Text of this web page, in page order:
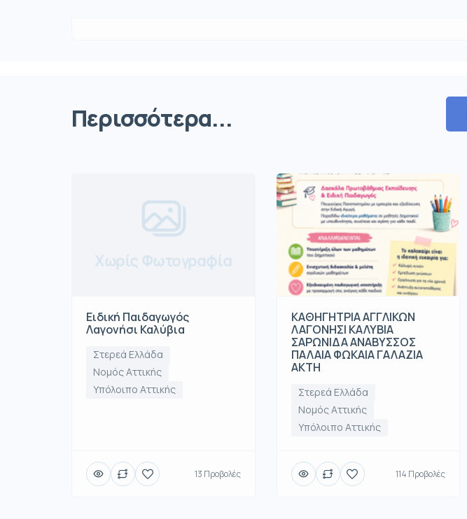
Περισσότερα...
Χωρίς Φωτογραφία
Ειδική Παιδαγωγός
Λαγονήσι Καλύβια
Στερεά Ελλάδα
Νομός Αττικής
Υπόλοιπο Αττικής
13 Προβολές
ΚΑΘΗΓΗΤΡΙΑ ΑΓΓΛΙΚΩΝ
ΛΑΓΟΝΗΣΙ ΚΑΛΥΒΙΑ
ΣΑΡΩΝΙΔΑ ΑΝΑΒΥΣΣΟΣ
ΠΑΛΑΙΑ ΦΩΚΑΙΑ ΓΑΛΑΖΙΑ
ΑΚΤΗ
Στερεά Ελλάδα
Νομός Αττικής
Υπόλοιπο Αττικής
114 Προβολές